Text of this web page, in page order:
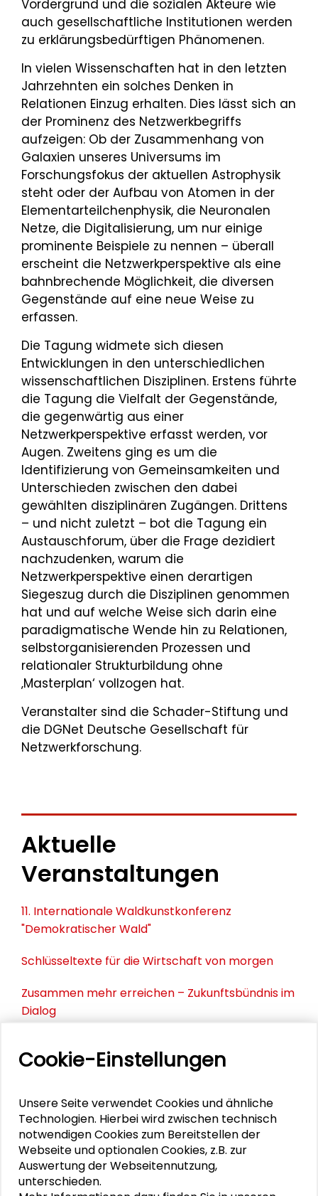
Vordergrund und die sozialen Akteure wie
auch gesellschaftliche Institutionen werden
zu erklärungsbedürftigen Phänomenen.
In vielen Wissenschaften hat in den letzten
Jahrzehnten ein solches Denken in
Relationen Einzug erhalten. Dies lässt sich an
der Prominenz des Netzwerkbegriffs
aufzeigen: Ob der Zusammenhang von
Galaxien unseres Universums im
Forschungsfokus der aktuellen Astrophysik
steht oder der Aufbau von Atomen in der
Elementarteilchenphysik, die Neuronalen
Netze, die Digitalisierung, um nur einige
prominente Beispiele zu nennen – überall
erscheint die Netzwerkperspektive als eine
bahnbrechende Möglichkeit, die diversen
Gegenstände auf eine neue Weise zu
erfassen.
Die Tagung widmete sich diesen
Entwicklungen in den unterschiedlichen
wissenschaftlichen Disziplinen. Erstens führte
die Tagung die Vielfalt der Gegenstände,
die gegenwärtig aus einer
Netzwerkperspektive erfasst werden, vor
Augen. Zweitens ging es um die
Identifizierung von Gemeinsamkeiten und
Unterschieden zwischen den dabei
gewählten disziplinären Zugängen. Drittens
– und nicht zuletzt – bot die Tagung ein
Austauschforum, über die Frage dezidiert
nachzudenken, warum die
Netzwerkperspektive einen derartigen
Siegeszug durch die Disziplinen genommen
hat und auf welche Weise sich darin eine
paradigmatische Wende hin zu Relationen,
selbstorganisierenden Prozessen und
relationaler Strukturbildung ohne
‚Masterplan‘ vollzogen hat.
Veranstalter sind die Schader-Stiftung und
die DGNet Deutsche Gesellschaft für
Netzwerkforschung.
Aktuelle
Veranstaltungen
11. Internationale Waldkunstkonferenz
"Demokratischer Wald"
Schlüsseltexte für die Wirtschaft von morgen
Zusammen mehr erreichen – Zukunftsbündnis im
Dialog
25. Runder Tisch Wissenschaftsstadt Darmstadt
DOWNLOADS
Call for Abstracts: Das Paradigma der
Relationalität
Cookie-Einstellungen
Unsere Seite verwendet Cookies und ähnliche
Technologien. Hierbei wird zwischen technisch
notwendigen Cookies zum Bereitstellen der
Webseite und optionalen Cookies, z.B. zur
Auswertung der Webseitennutzung,
unterschieden.